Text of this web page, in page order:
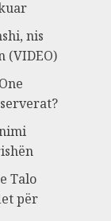
nis
(VIDEO)
Talo
për